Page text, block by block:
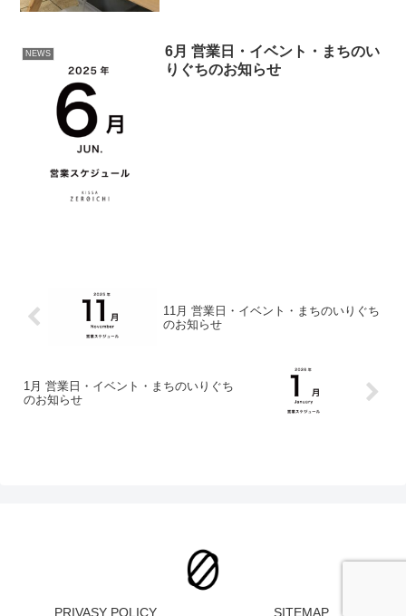
NEWS
6月 営業日・イベント・まちのい
りぐちのお知らせ
11月 営業日・イベント・まちのいりぐち
のお知らせ
1月 営業日・イベント・まちのいりぐち
のお知らせ
PRIVASY POLICY SITEMAP